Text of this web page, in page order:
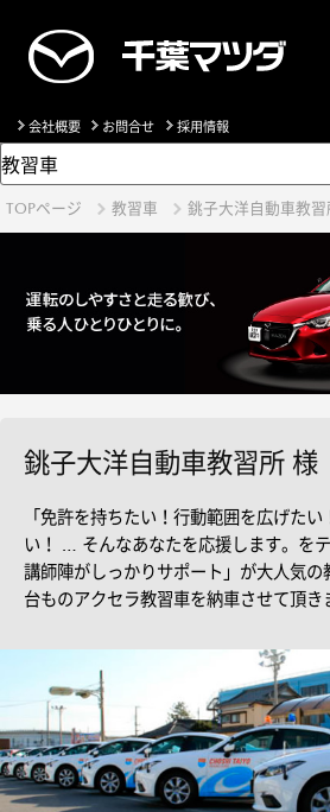
会社概要 お問合せ 採用情報
TOPページ 教習車 銚子大洋自動車教習
銚子大洋自動車教習所 様
「免許を持ちたい！行動範囲を広げた
い！ … そんなあなたを応援します。を
講師陣がしっかりサポート」が大人気
台ものアクセラ教習車を納車させて頂き